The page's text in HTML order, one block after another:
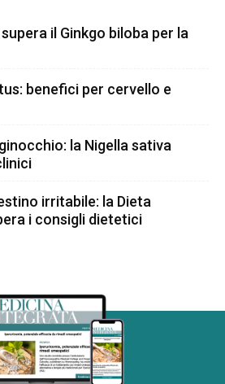
il Ginkgo biloba per la
benefici per cervello e
la Nigella sativa
irritabile: la Dieta
i consigli dietetici